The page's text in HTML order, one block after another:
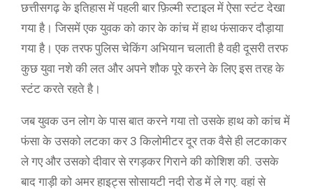
छत्तीसगढ़ के इतिहास में पहली बार फ़िल्मी स्टाइल में ऐसा स्टंट देखा
गया है। जिसमें एक युवक को कार के कांच में हाथ फंसाकर दौड़ाया
गया है। एक तरफ पुलिस चेकिंग अभियान चलाती है वही दूसरी तरफ
कुछ युवा नशे की लत और अपने शौक पूरे करने के लिए इस तरह के
स्टंट करते रहते है।
जब युवक उन लोग के पास बात करने गया तो उसके हाथ को कांच में
फंसा के उसको लटका कर 3 किलोमीटर दूर तक वैसे ही लटकाकर
ले गए और उसको दीवार से रगड़कर गिराने की कोशिश की. उसके
बाद गाड़ी को अमर हाइट्स सोसायटी नदी रोड में ले गए. वहां से